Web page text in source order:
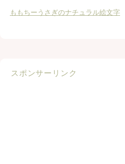
ももちーうさぎのナチュラル絵文字
スポンサーリンク